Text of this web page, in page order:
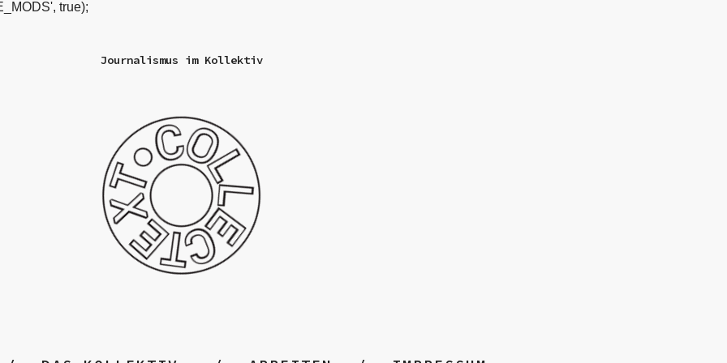
true);
Journalismus im Kollektiv